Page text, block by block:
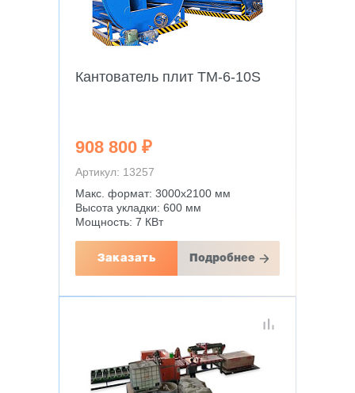
Кантователь плит TM-6-10S
908 800 ₽
Артикул: 13257
Макс. формат: 3000х2100 мм
Высота укладки: 600 мм
Мощность: 7 КВт
Заказать Подробнее